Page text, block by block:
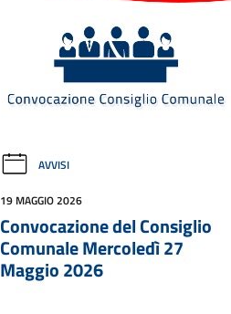
AVVISI
19 MAGGIO 2026
Convocazione del Consiglio
Comunale Mercoledì 27
Maggio 2026